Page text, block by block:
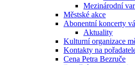
Mezinárodní
Městské akce
Abonentní koncerty
Aktuality
Kulturní organizace
Kontakty na
Cena Petra Bezruče